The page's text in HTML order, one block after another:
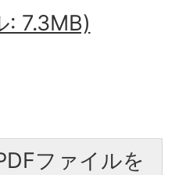
: 7.3MB)
ファイルを